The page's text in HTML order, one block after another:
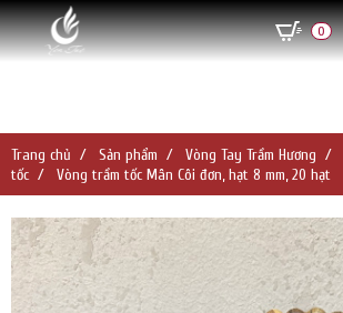
0
Trang chủ Sản phẩm Vòng Tay Trầm Hương
tốc
Vòng trầm tốc Mân Côi đơn, hạt 8 mm, 20 hạt